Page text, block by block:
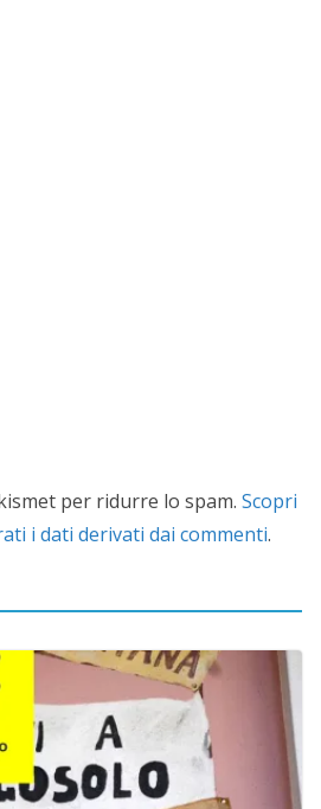
per ridurre lo spam. Scopri
i dati derivati dai commenti.